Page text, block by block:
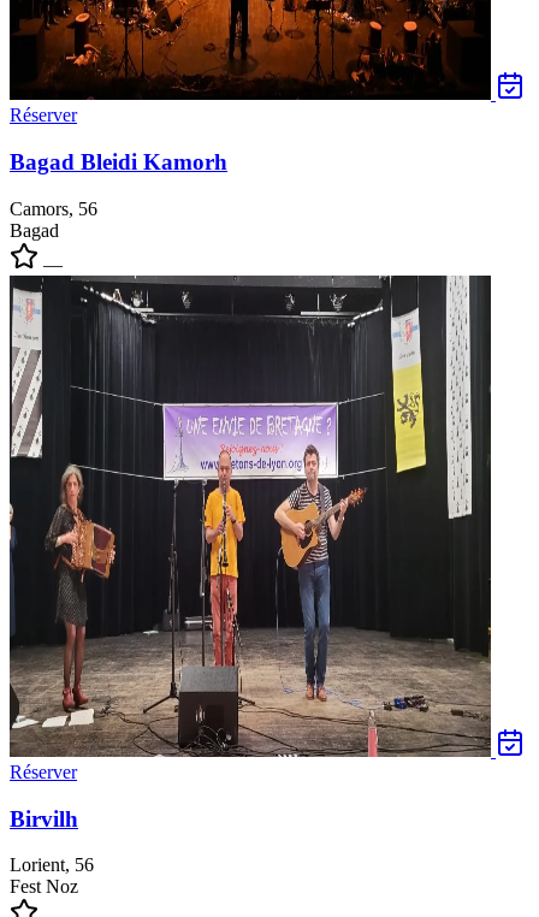
Réserver
Bagad Bleidi Kamorh
Camors, 56
Bagad
—
Réserver
Birvilh
Lorient, 56
Fest Noz